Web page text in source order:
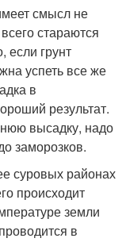
смысл не
стараются
если грунт
успеть все же
в
результат.
высадку, надо
заморозков.
суровых районах
происходит
земли
в